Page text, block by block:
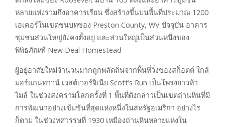
หลายแห่งรวมถึงอาคารเรียน ซึ่งสร้างขึ้นบนพื้นที่ประมาณ 1200
เอเคอร์ในเขตชนบทของ Preston County, WV ปัจจุบัน อาคาร
ชุมชนส่วนใหญ่ยังคงตั้งอยู่ และส่วนใหญ่เป็นส่วนหนึ่งของ
พิพิธภัณฑ์ New Deal Homestead
ผู้อยู่อาศัยใหม่จำนวนมากถูกพลัดถิ่นจากพื้นที่วิ่งของสก็อตต์ ใกล้
มอร์แกนทาวน์ เวสต์เวอร์จิเนีย Scott’s Run เป็นโพรงยาวห้า
ไมล์ ในช่วงสงครามโลกครั้งที่ 1 พื้นที่ดังกล่าวเป็นเขตถ่านหินที่มี
การพัฒนาอย่างเข้มข้นที่สุดแห่งหนึ่งในสหรัฐอเมริกา อย่างไร
ก็ตาม ในช่วงทศวรรษที่ 1930 เหมืองถ่านหินหลายแห่งใน